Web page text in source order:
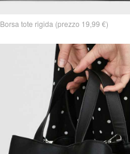
Borsa tote rigida (prezzo 19,99 €)